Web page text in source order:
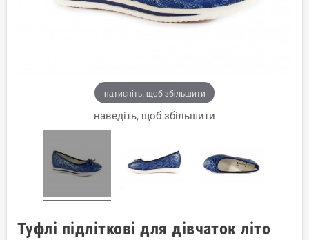
натисніть, щоб збільшити
наведіть, щоб збільшити
Туфлі підліткові для дівчаток літо